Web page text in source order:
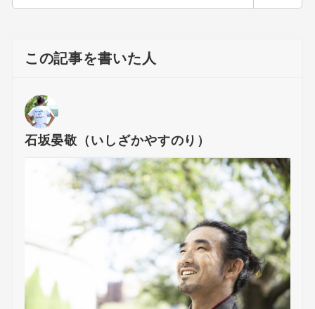
索
この記事を書いた人
石坂晏敬（いしざかやすのり）